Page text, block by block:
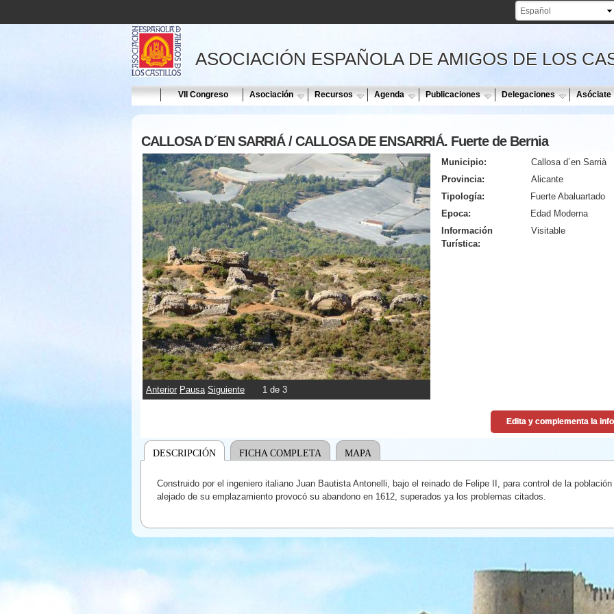
ASOCIACIÓN ESPAÑOLA DE AMIGOS DE LOS
Home VII Congreso Asociación Recursos Agenda Publicaciones Delegaciones Asóciate
CALLOSA D´EN SARRIÁ / CALLOSA DE ENSARRIÁ. Fuerte de Bernia
Anterior Pausa Siguiente 2 de 3
Municipio:
Callosa d´en Sarrià
Provincia:
Alicante
Tipología:
Fuerte Abaluartado
Epoca:
Edad Moderna
Información
Turística:
Visitable
DESCRIPCIÓN FICHA COMPLETA MAPA
Construido por el ingeniero italiano Juan Bautista Antonelli, bajo el reinado de Felipe II, para control de la
alejado de su emplazamiento provocó su abandono en 1612, superados ya los problemas citados.